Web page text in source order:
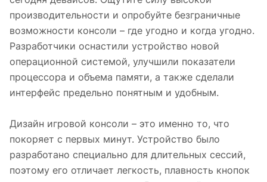
производительности и опробуйте безграничные
возможности консоли – где угодно и когда угодно.
Разработчики оснастили устройство новой
операционной системой, улучшили показатели
процессора и объема памяти, а также сделали
интерфейс предельно понятным и удобным.
Дизайн игровой консоли – это именно то, что
покоряет с первых минут. Устройство было
разработано специально для длительных сессий,
поэтому его отличает легкость, плавность кнопок